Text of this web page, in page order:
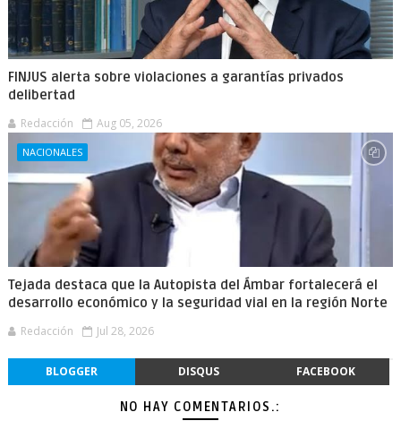
FINJUS alerta sobre violaciones a garantías privados
delibertad
Redacción Aug 05, 2026
NACIONALES
Tejada destaca que la Autopista del Ámbar fortalecerá el
desarrollo económico y la seguridad vial en la región Norte
Redacción Jul 28, 2026
BLOGGER DISQUS FACEBOOK
NO HAY COMENTARIOS.: